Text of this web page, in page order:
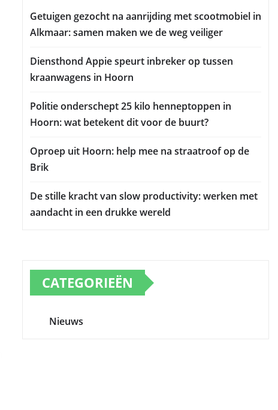
Getuigen gezocht na aanrijding met scootmobiel in
Alkmaar: samen maken we de weg veiliger
Diensthond Appie speurt inbreker op tussen
kraanwagens in Hoorn
Politie onderschept 25 kilo henneptoppen in
Hoorn: wat betekent dit voor de buurt?
Oproep uit Hoorn: help mee na straatroof op de
Brik
De stille kracht van slow productivity: werken met
aandacht in een drukke wereld
CATEGORIEËN
Nieuws